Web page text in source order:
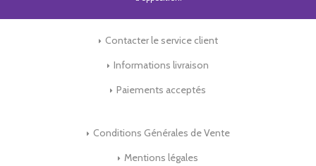
Contacter le service client
Informations livraison
Paiements acceptés
Conditions Générales de Vente
Mentions légales